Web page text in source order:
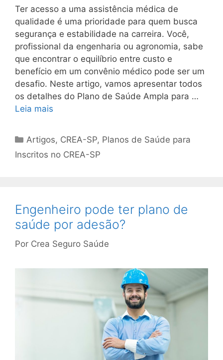
Ter acesso a uma assistência médica de
qualidade é uma prioridade para quem busca
segurança e estabilidade na carreira. Você,
profissional da engenharia ou agronomia, sabe
que encontrar o equilíbrio entre custo e
benefício em um convênio médico pode ser um
desafio. Neste artigo, vamos apresentar todos
os detalhes do Plano de Saúde Ampla para …
Leia mais
Artigos, CREA-SP, Planos de Saúde para
Inscritos no CREA-SP
Engenheiro pode ter plano de
saúde por adesão?
Por Crea Seguro Saúde